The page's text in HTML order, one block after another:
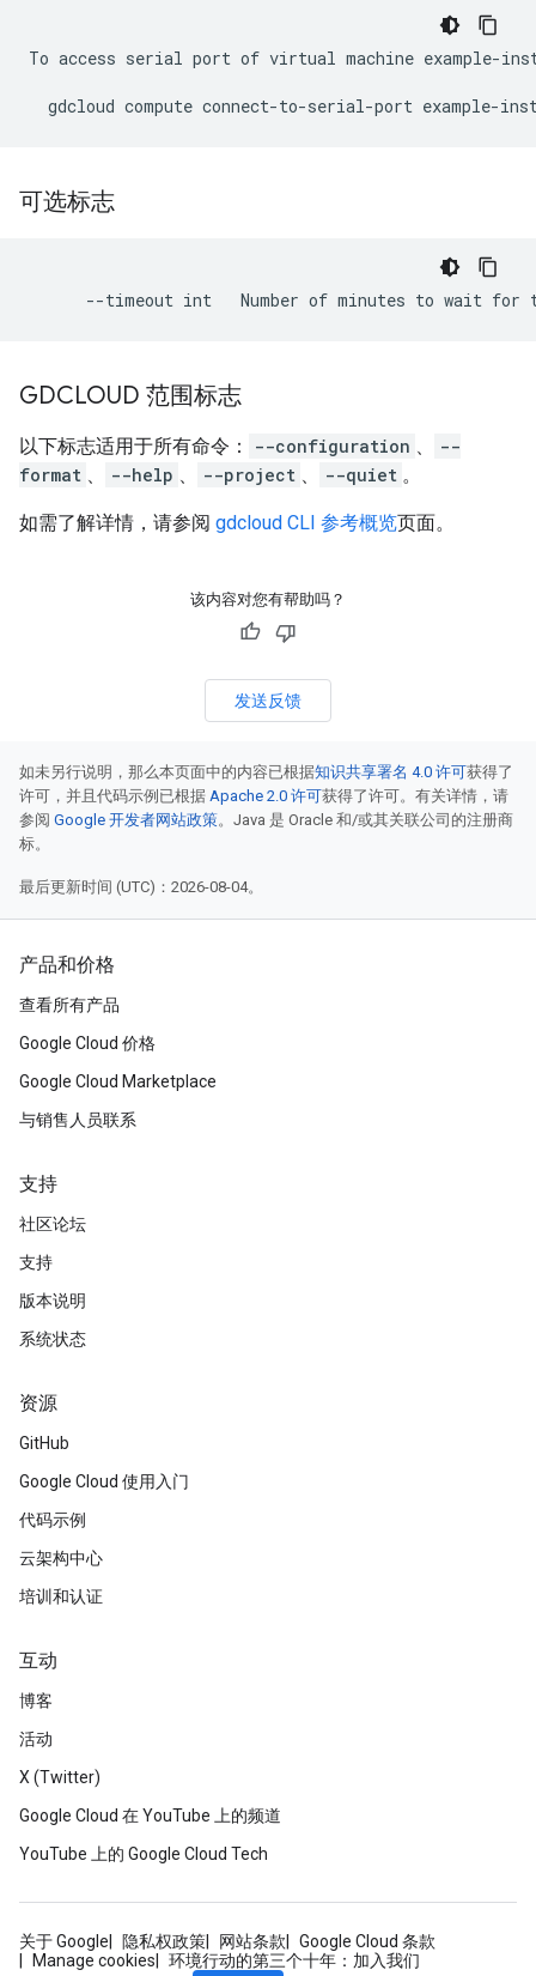
To access serial port of virtual machine example-
可选标志
GDCLOUD 范围标志
以下标志适用于所有命令： --configuration 、
--
format 、 --help 、 --project 、 --quiet 。
如需了解详情，请参阅 gdcloud CLI 参考概览页面。
该内容对您有帮助吗？
发送反馈
如未另行说明，那么本页面中的内容已根据知识共享署名 4.0 许可获得了
许可，并且代码示例已根据 Apache 2.0 许可获得了许可。有关详情，请
参阅 Google 开发者网站政策。Java 是 Oracle 和/或其关联公司的注册商
标。
最后更新时间 (UTC)：2026-08-04。
产品和价格
查看所有产品
Google Cloud 价格
Google Cloud Marketplace
与销售人员联系
支持
社区论坛
支持
版本说明
系统状态
资源
GitHub
Google Cloud 使用入门
代码示例
云架构中心
培训和认证
互动
博客
活动
X (Twitter)
Google Cloud 在 YouTube 上的频道
YouTube 上的 Google Cloud Tech
关于 Google 隐私权政策 网站条款
Google Cloud 条款
Manage cookies
环境行动的第三个十年：加入我们